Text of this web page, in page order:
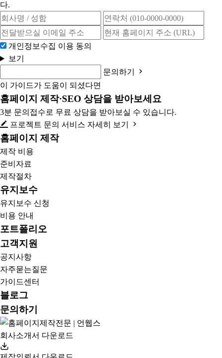
다.
개인정보수집 이용 동의
보기
문의하기
이 가이드가 도움이 되셨다면
홈페이지 제작·SEO 상담을 받아보세요
3분 문의접수로 무료 상담을 받아보실 수 있습니다.
프로젝트 문의 서비스 자세히 보기
홈페이지 제작
제작 비용
준비자료
제작절차
유지보수
유지보수 신청
비용 안내
포트폴리오
고객지원
공지사항
자주묻는질문
가이드센터
블로그
문의하기
회사소개서 다운로드